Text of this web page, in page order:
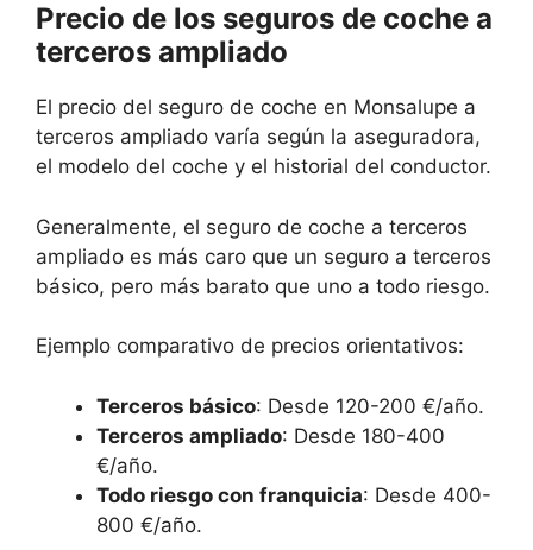
Precio de los seguros de coche a
terceros ampliado
El precio del seguro de coche en Monsalupe a
terceros ampliado varía según la aseguradora,
el modelo del coche y el historial del conductor.
Generalmente, el seguro de coche a terceros
ampliado es más caro que un seguro a terceros
básico, pero más barato que uno a todo riesgo.
Ejemplo comparativo de precios orientativos:
Terceros básico: Desde 120-200 €/año.
Terceros ampliado: Desde 180-400
€/año.
Todo riesgo con franquicia: Desde 400-
800 €/año.